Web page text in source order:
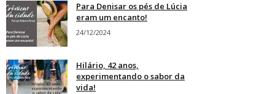
Para Denisar os pés de Lúcia
eram um encanto!
24/12/2024
Hilário, 42 anos,
experimentando o sabor da
vida!